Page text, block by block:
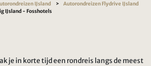
IJsland
Autorondreizen Flydrive IJsland
IJsland - Fosshotels
je in korte tijd een rondreis langs de meest